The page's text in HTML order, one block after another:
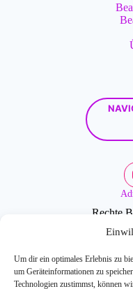
Um dir ein optimales Erlebnis zu
um Geräteinformationen zu
Technologien zustimmst, können
Rechte